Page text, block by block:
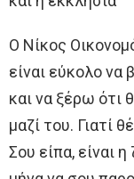
Ο Νίκος
είναι εύκολο
και να ξέρω ότι
μαζί του. Γιατί
Σου είπα, είναι